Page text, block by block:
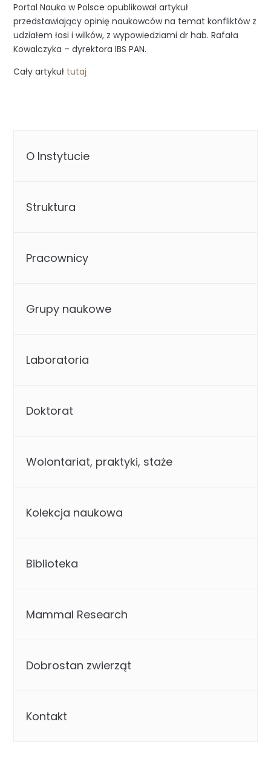
Portal Nauka w Polsce opublikował artykuł
przedstawiający opinię naukowców na temat konfliktów z
udziałem łosi i wilków, z wypowiedziami dr hab. Rafała
Kowalczyka – dyrektora IBS PAN.
Cały artykuł tutaj
O Instytucie
Struktura
Pracownicy
Grupy naukowe
Laboratoria
Doktorat
Wolontariat, praktyki, staże
Kolekcja naukowa
Biblioteka
Mammal Research
Dobrostan zwierząt
Kontakt